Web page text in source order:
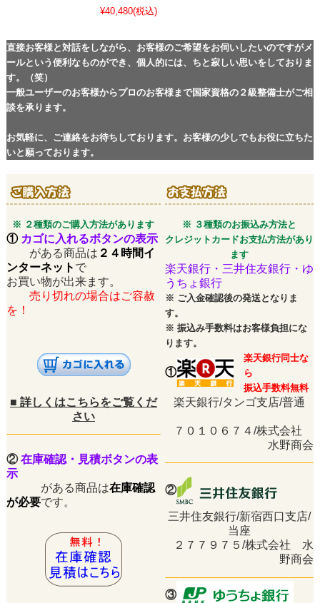
¥40,480(税込)
直接お客様と対話をしながら、お客様のご希望をお伺いしたいのですがメ
ールという便利なものができ、個人的には、ちと寂しい思いをしておりま
す。（笑）
一般ユーザーのお客様からプロのお客様まで国家資格の２級整備士がご相
談を承ります。
お気軽に、ご連絡をお待ちしております。お客様の少しでもお役に立ちた
いと願っております。
※ ２種類のご購入方法があります
※ ３種類のお振込み方法と
クレジットカードお支払方法があり
ます
① カゴに入れるボタンの表示
がある商品は ２４時間イ
ンターネット で
お買い物が出来ます。
売り切れの場合はご容赦
を！
楽天銀行・三井住友銀行・ゆ
うちょ銀行
※ ご入金確認後の発送となりま
す。
※ 振込み手数料はお客様負担にな
ります。
①
楽天銀行同士な
ら
振込手数料無料
■ 詳しくはこちらをご覧くだ
さい
楽天銀行/タンゴ支店/普通
７０１０６７４/株式会社
水野商会
②在庫確認・見積ボタンの表
示
がある商品は在庫確認
が必要です。
②
三井住友銀行/新宿西口支店/
当座
２７７９７５/株式会社 水
野商会
③